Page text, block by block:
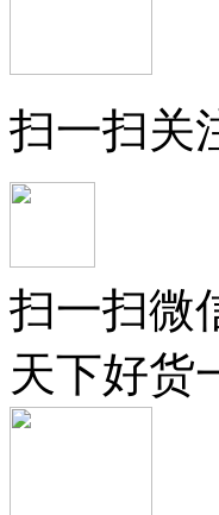
扫一扫关
扫一扫微
天下好货